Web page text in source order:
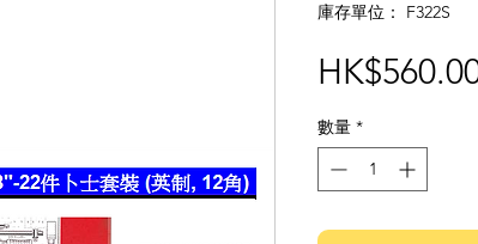
庫存單位： F322S
數量 *